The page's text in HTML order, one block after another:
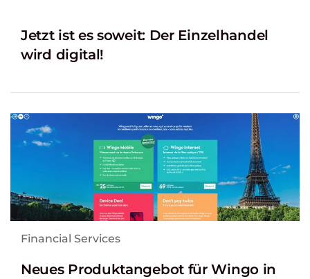
Jetzt ist es soweit: Der Einzelhandel
wird digital!
Financial Services
Neues Produktangebot für Wingo in